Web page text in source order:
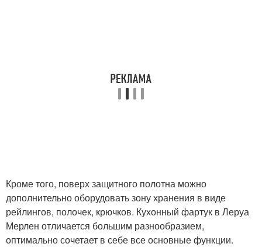
Кроме того, поверх защитного полотна можно
дополнительно оборудовать зону хранения в виде
рейлингов, полочек, крючков. Кухонный фартук в Леруа
Мерлен отличается большим разнообразием,
оптимально сочетает в себе все основные функции.